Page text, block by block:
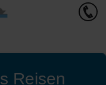
Reisen